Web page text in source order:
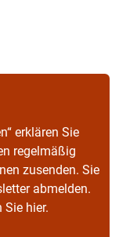
erklären Sie
regelmäßig
zusenden. Sie
abmelden.
Sie hier.